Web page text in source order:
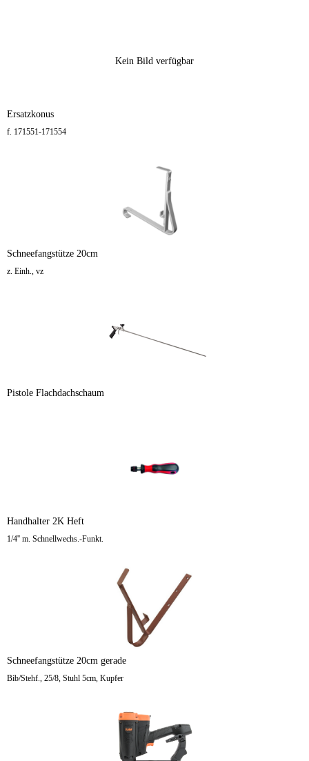
Kein Bild verfügbar
Ersatzkonus
f. 171551-171554
Schneefangstütze 20cm
z. Einh., vz
Pistole Flachdachschaum
Handhalter 2K Heft
1/4'' m. Schnellwechs.-Funkt.
Schneefangstütze 20cm gerade
Bib/Stehf., 25/8, Stuhl 5cm, Kupfer